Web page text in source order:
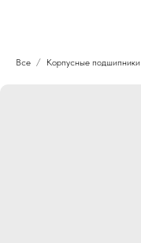
Все Корпусные подшипники